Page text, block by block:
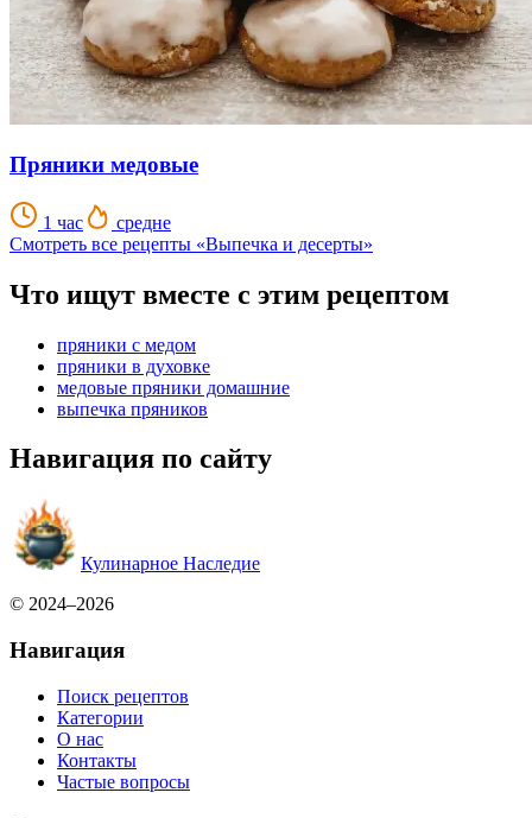
Пряники медовые
1 час
средне
Смотреть все рецепты «Выпечка и десерты»
Что ищут вместе с этим рецептом
пряники с медом
пряники в духовке
медовые пряники домашние
выпечка пряников
Навигация по сайту
Кулинарное Наследие
© 2024–2026
Навигация
Поиск рецептов
Категории
О нас
Контакты
Частые вопросы